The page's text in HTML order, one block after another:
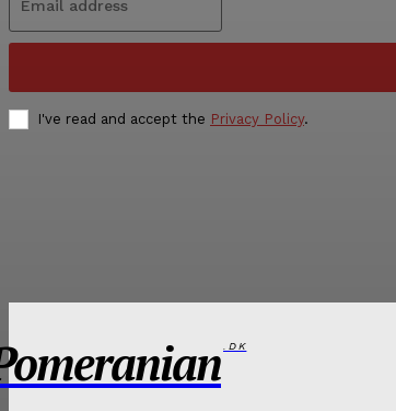
I've read and accept the Privacy Policy.
.DK